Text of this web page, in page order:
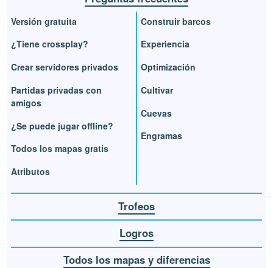
Versión gratuita
¿Tiene crossplay?
Crear servidores privados
Partidas privadas con
amigos
¿Se puede jugar offline?
Todos los mapas gratis
Atributos
Construir barcos
Experiencia
Optimización
Cultivar
Cuevas
Engramas
Trofeos
Logros
Todos los mapas y diferencias